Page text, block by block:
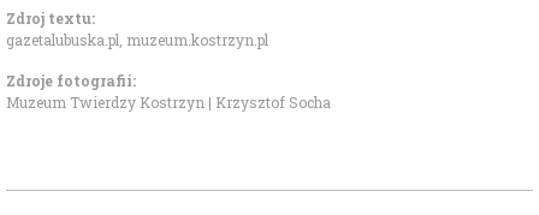
Zdroj textu:
gazetalubuska.pl, muzeum.kostrzyn.pl
Zdroje fotografii:
Muzeum Twierdzy Kostrzyn | Krzysztof Socha